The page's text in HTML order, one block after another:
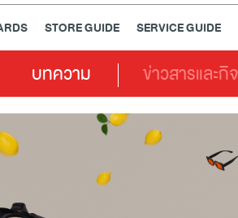
STORE GUIDE SERVICE GUIDE
เม้นท์ แฟชั่น เครื่องประดับ การ
แกดเจ็ตและเ
บทความ ข่าวสารและ